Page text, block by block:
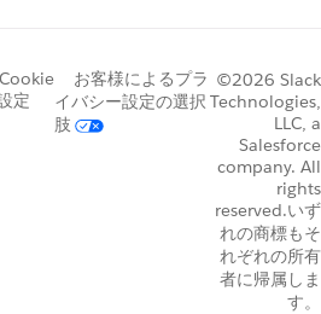
Cookie
定
お客様によるプラ
イバシー設定の選択
肢
©2026 Slack
Technologies,
LLC, a
Salesforce
company. All
rights
reserved.いず
れの商標もそ
れぞれの所有
者に帰属しま
す。